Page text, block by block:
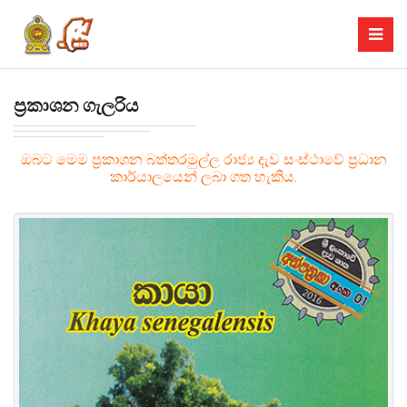
ප්‍රකාශන ගැලරිය
ඔබට මෙම ප්‍රකාශන බත්තරමුල්ල රාජ්‍ය දැව සංස්ථාවේ ප්‍රධාන
කාර්යාලයෙන් ලබා ගත හැකිය.